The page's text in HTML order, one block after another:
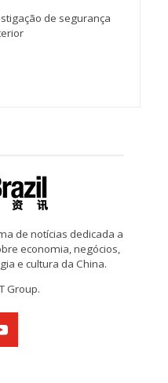
de segurança
de notícias dedicada a
economia, negócios,
e cultura da China.
Group.